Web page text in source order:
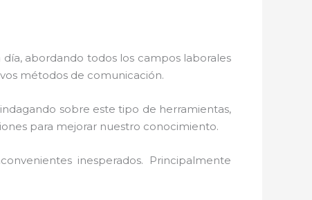
abordando todos los campos laborales
métodos de comunicación.
sobre este tipo de herramientas,
para mejorar nuestro conocimiento.
inesperados. Principalmente